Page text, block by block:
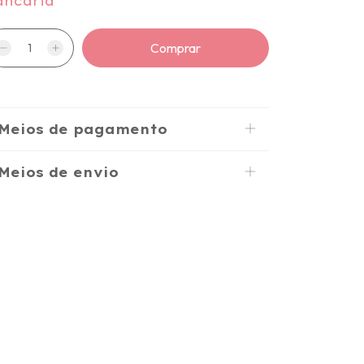
de pagamento
de envio